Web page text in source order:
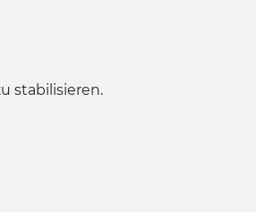
stabilisieren.